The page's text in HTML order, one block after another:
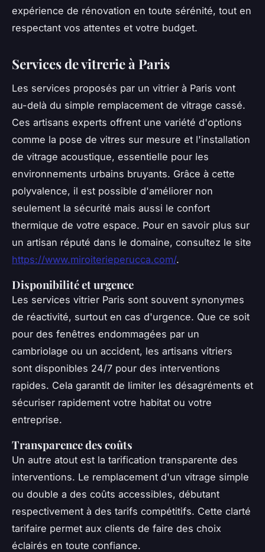
expérience de rénovation en toute sérénité, tout en
respectant vos attentes et votre budget.
Services de vitrerie à Paris
Les services proposés par un vitrier à Paris vont
au-delà du simple remplacement de vitrage cassé.
Ces artisans experts offrent une variété d'options
comme la pose de vitres sur mesure et l'installation
de vitrage acoustique, essentielle pour les
environnements urbains bruyants. Grâce à cette
polyvalence, il est possible d'améliorer non
seulement la sécurité mais aussi le confort
thermique de votre espace. Pour en savoir plus sur
un artisan réputé dans le domaine, consultez le site
https://www.miroiterieperucca.com/.
Disponibilité et urgence
Les services vitrier Paris sont souvent synonymes
de réactivité, surtout en cas d'urgence. Que ce soit
pour des fenêtres endommagées par un
cambriolage ou un accident, les artisans vitriers
sont disponibles 24/7 pour des interventions
rapides. Cela garantit de limiter les désagréments et
sécuriser rapidement votre habitat ou votre
entreprise.
Transparence des coûts
Un autre atout est la tarification transparente des
interventions. Le remplacement d'un vitrage simple
ou double a des coûts accessibles, débutant
respectivement à des tarifs compétitifs. Cette clarté
tarifaire permet aux clients de faire des choix
éclairés en toute confiance.